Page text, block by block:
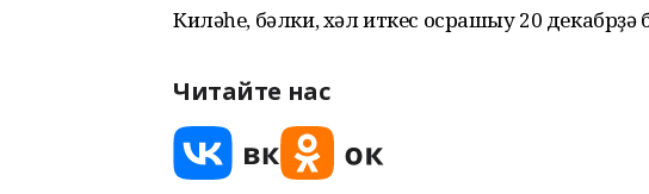
Киләһе, бәлки, хәл иткес осрашыу 20 декабрҙә
Читайте нас